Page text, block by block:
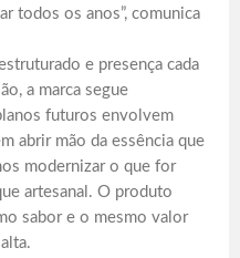
todos os anos”, comunica
e presença cada
a marca segue
futuros envolvem
abrir mão da essência que
modernizar o que for
artesanal. O produto
sabor e o mesmo valor